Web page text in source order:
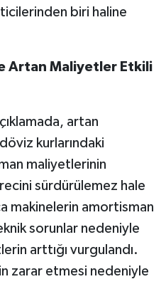
biri haline
Artan Maliyetler Etkili
artan
kurlarındaki
maliyetlerinin
sürdürülemez hale
makinelerin amortisman
sorunlar nedeniyle
arttığı vurgulandı.
zarar etmesi nedeniyle